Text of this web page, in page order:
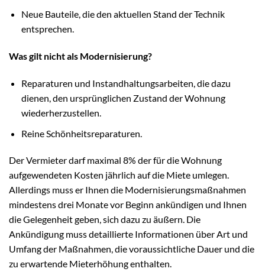
Neue Bauteile, die den aktuellen Stand der Technik
entsprechen.
Was gilt nicht als Modernisierung?
Reparaturen und Instandhaltungsarbeiten, die dazu
dienen, den ursprünglichen Zustand der Wohnung
wiederherzustellen.
Reine Schönheitsreparaturen.
Der Vermieter darf maximal 8% der für die Wohnung
aufgewendeten Kosten jährlich auf die Miete umlegen.
Allerdings muss er Ihnen die Modernisierungsmaßnahmen
mindestens drei Monate vor Beginn ankündigen und Ihnen
die Gelegenheit geben, sich dazu zu äußern. Die
Ankündigung muss detaillierte Informationen über Art und
Umfang der Maßnahmen, die voraussichtliche Dauer und die
zu erwartende Mieterhöhung enthalten.